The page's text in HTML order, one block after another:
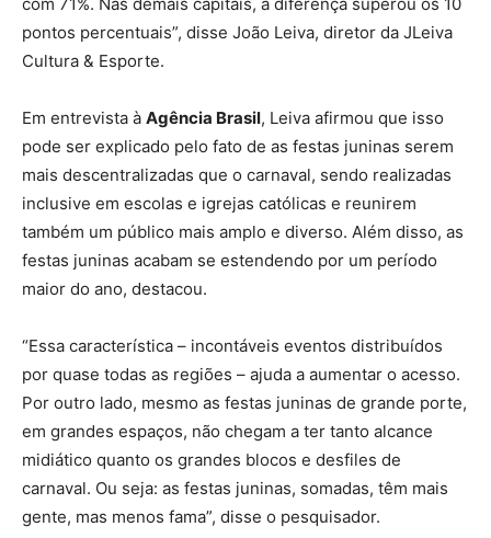
pontos percentuais”, disse João Leiva, diretor da JLeiva
Cultura & Esporte.
Em entrevista à Agência Brasil, Leiva afirmou que isso
pode ser explicado pelo fato de as festas juninas serem
mais descentralizadas que o carnaval, sendo realizadas
inclusive em escolas e igrejas católicas e reunirem
também um público mais amplo e diverso. Além disso, as
festas juninas acabam se estendendo por um período
maior do ano, destacou.
“Essa característica – incontáveis eventos distribuídos
por quase todas as regiões – ajuda a aumentar o acesso.
Por outro lado, mesmo as festas juninas de grande porte,
em grandes espaços, não chegam a ter tanto alcance
midiático quanto os grandes blocos e desfiles de
carnaval. Ou seja: as festas juninas, somadas, têm mais
gente, mas menos fama”, disse o pesquisador.